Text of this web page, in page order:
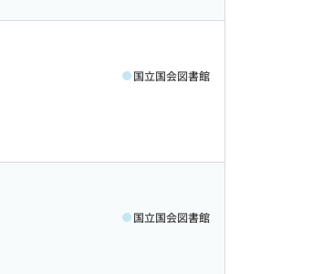
国立国会図書館
国立国会図書館